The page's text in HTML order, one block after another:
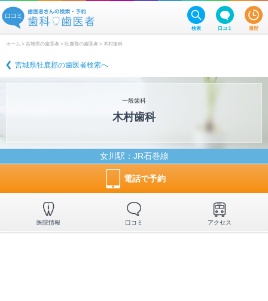
検索 口コミ 履歴
ホーム > 宮城県の歯医者 > 牡鹿郡の歯医者 > 木村歯科
宮城県牡鹿郡の歯医者検索へ
一般歯科
木村歯科
女川駅 ：JR石巻線
電話で予約
医院情報 口コミ アクセス